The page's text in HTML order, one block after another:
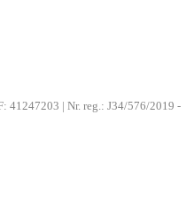
| Nr. reg.: J34/576/2019 -